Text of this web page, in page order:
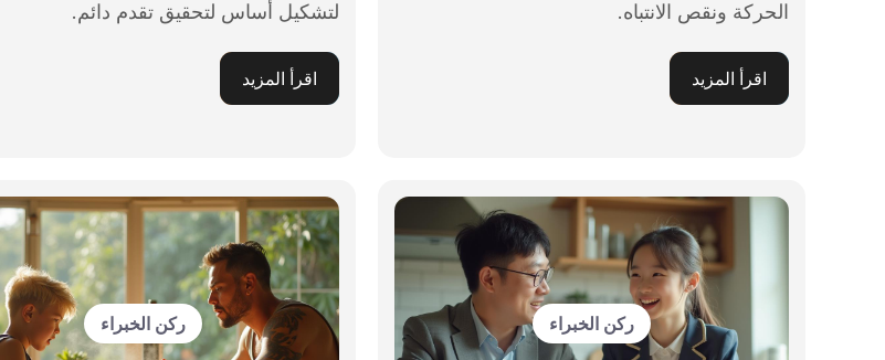
الحركة ونقص الانتباه.
اقرأ المزيد
لتشكيل أساس لتحقيق تقدم دائم.
اقرأ المزيد
ركن الخبراء ركن الخبراء